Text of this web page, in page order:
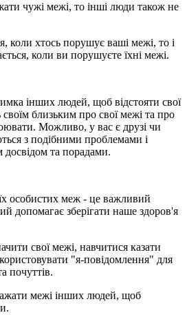
чужі межі, то інші люди також не
коли хтось порушує ваші межі, то і
коли ви порушуєте їхні межі.
інших людей, щоб відстояти свої
своїм близьким про свої межі та про
Можливо, у вас є друзі чи
з подібними проблемами і
досвідом та порадами.
особистих меж - це важливий
допомагає зберігати наше здоров'я
свої межі, навчитися казати
"я-повідомлення" для
почуттів.
межі інших людей, щоб